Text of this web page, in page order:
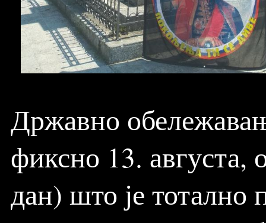
Државно
фиксно 13. августа,
дан) што је тотално